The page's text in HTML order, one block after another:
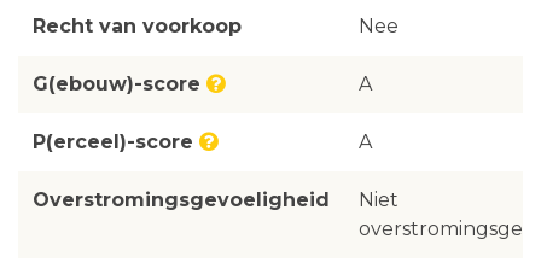
Recht van voorkoop Nee
G(ebouw)-score A
P(erceel)-score A
Overstromingsgevoeligheid
Niet